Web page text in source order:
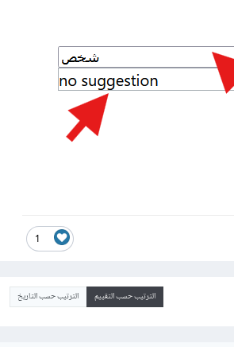
1
الترتيب حسب التقييم الترتيب حسب التاريخ